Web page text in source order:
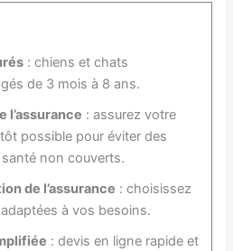
: chiens et chats
de 3 mois à 8 ans.
l’assurance : assurez votre
possible pour éviter des
non couverts.
de l’assurance : choisissez
à vos besoins.
: devis en ligne rapide et